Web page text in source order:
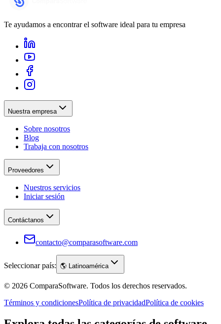
Te ayudamos a encontrar el software ideal para tu empresa
Nuestra empresa
Sobre nosotros
Blog
Trabaja con nosotros
Proveedores
Nuestros servicios
Iniciar sesión
Contáctanos
contacto@comparasoftware.com
Seleccionar país: 🌎 Latinoamérica
© 2026 ComparaSoftware. Todos los derechos reservados.
Términos y condicionesPolítica de privacidadPolítica de cookies